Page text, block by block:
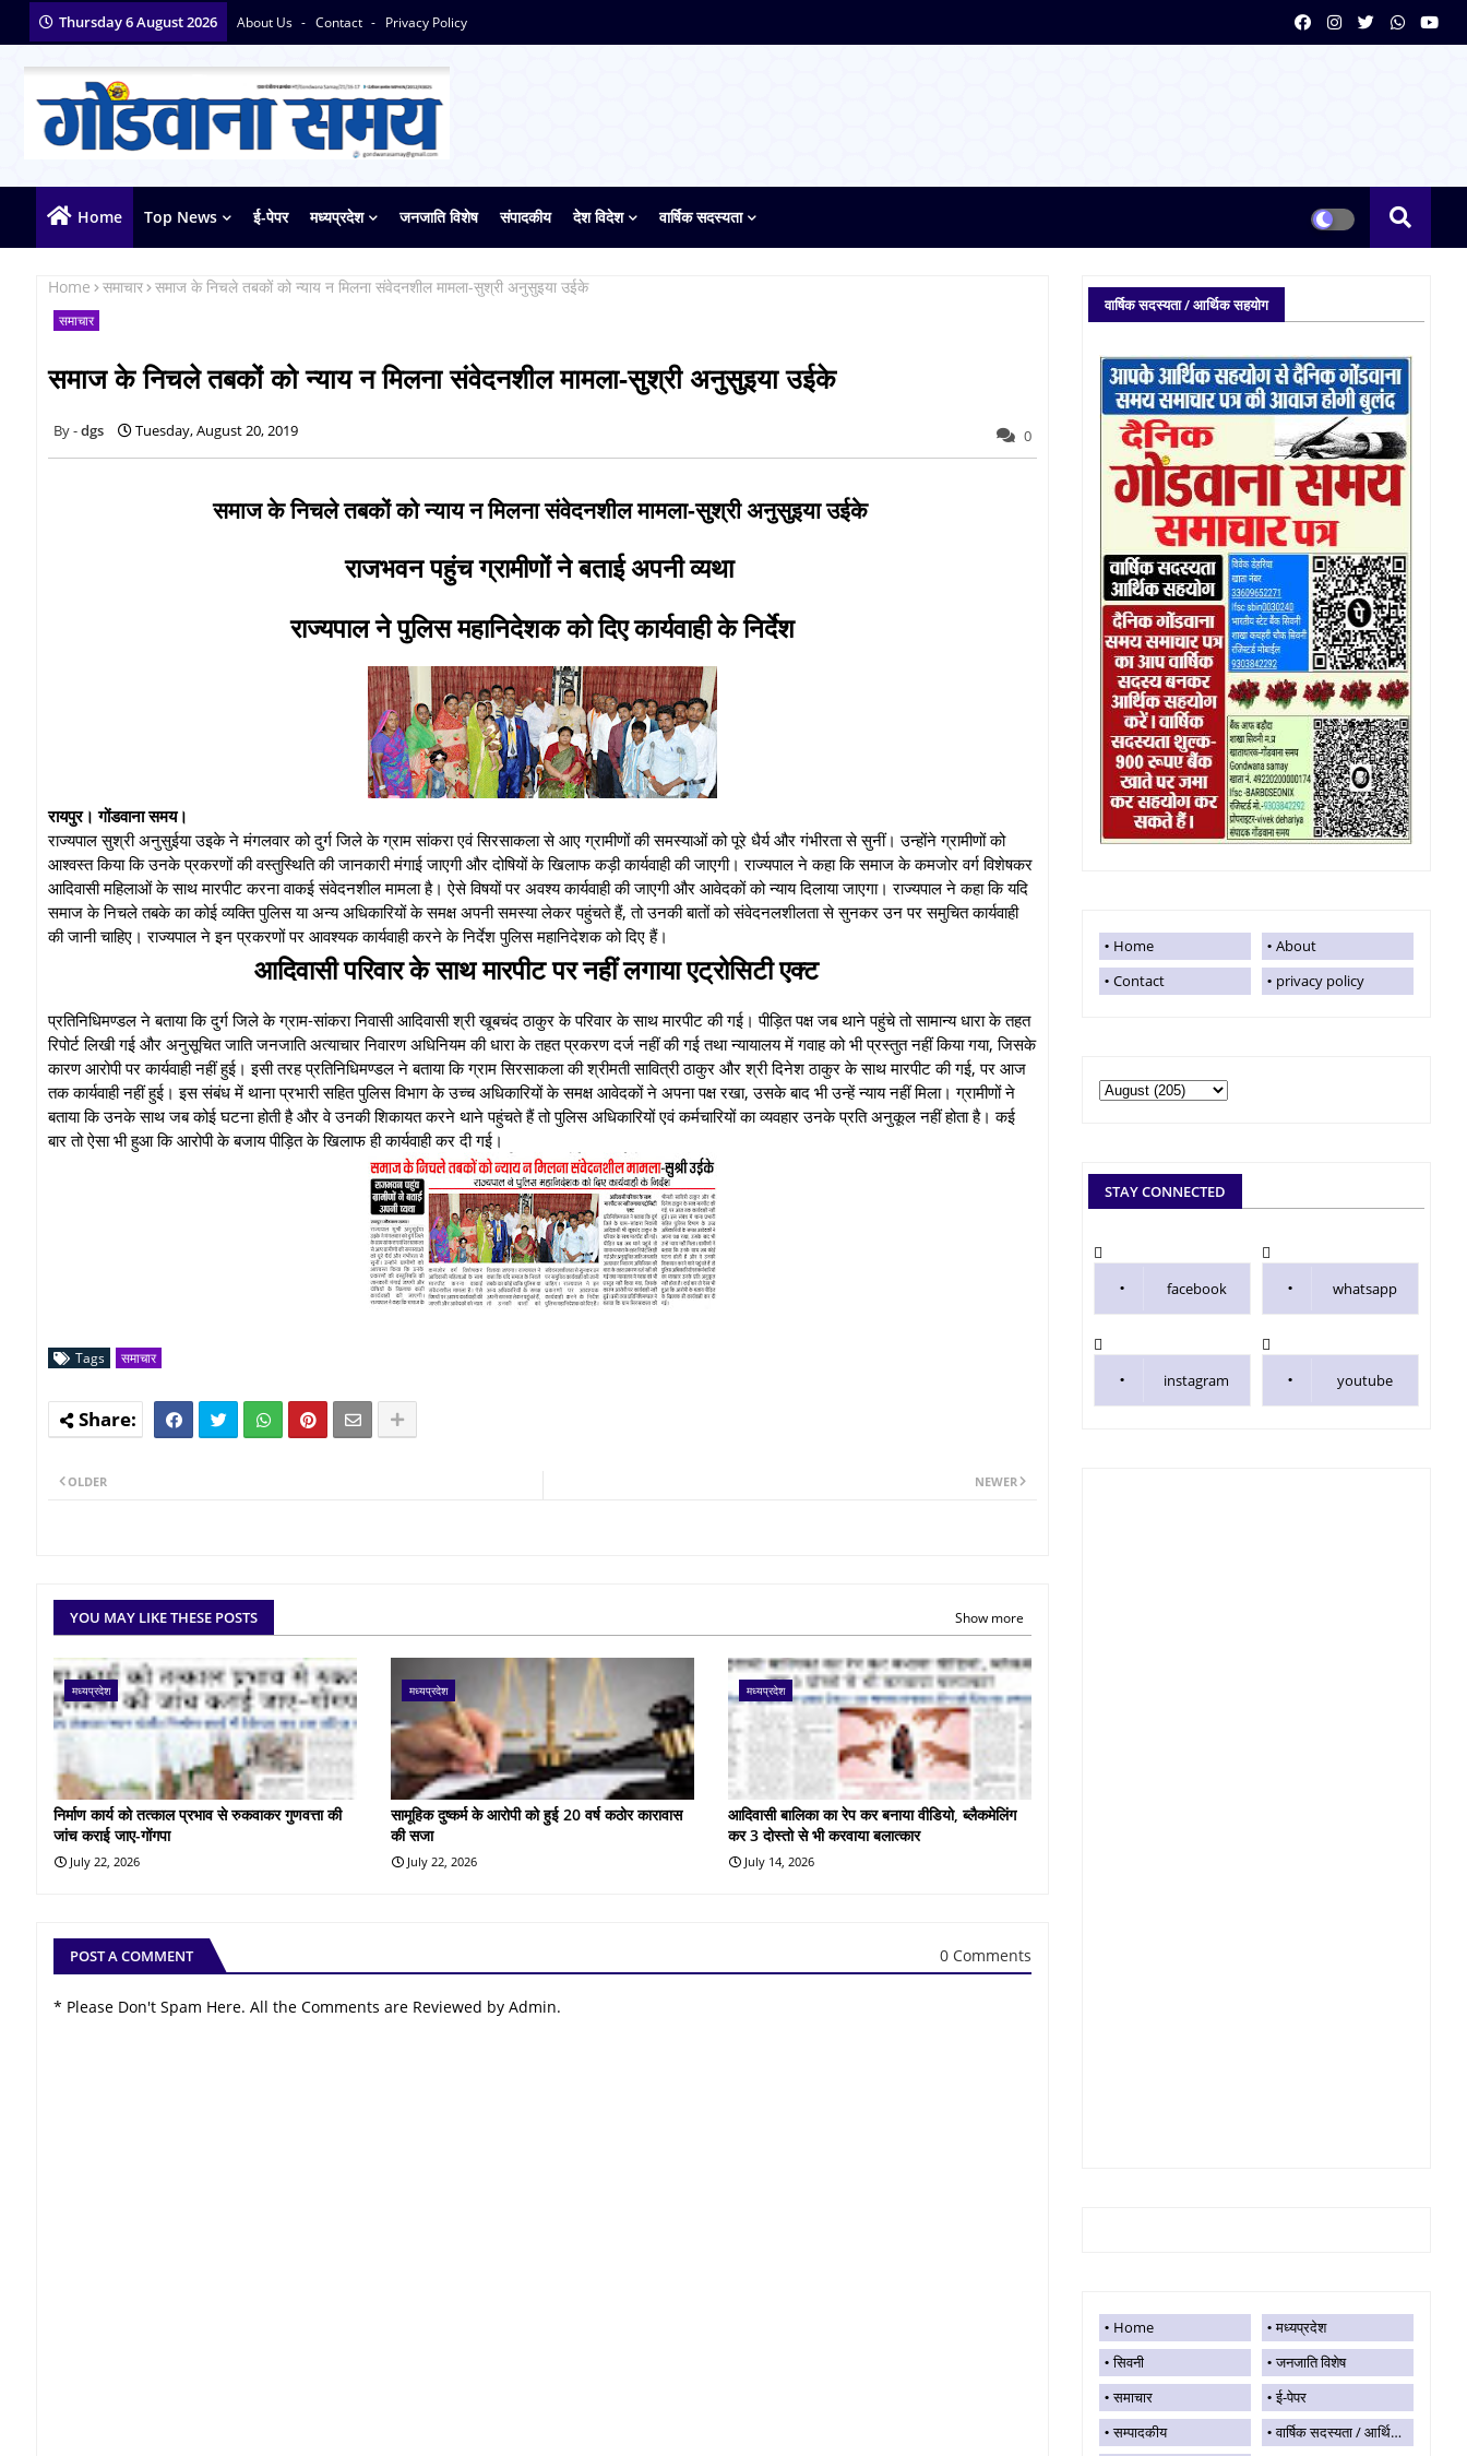
Thursday 6 August 2026 About Us Contact Privacy Policy
Home Top News ई-पेपर मध्यप्रदेश जनजाति विशेष संपादकीय देश विदेश वार्षिक सदस्यता
Home समाचार समाज के निचले तबकों को न्याय न मिलना संवेदनशील मामला-सुश्री अनुसुइया उईके
समाचार
समाज के निचले तबकों को न्याय न मिलना संवेदनशील मामला-सुश्री अनुसुइया उईके
dgs Tuesday, August 20, 2019 0
समाज के निचले तबकों को न्याय न मिलना संवेदनशील मामला-सुश्री अनुसुइया उईके
राजभवन पहुंच ग्रामीणों ने बताई अपनी व्यथा
राज्यपाल ने पुलिस महानिदेशक को दिए कार्यवाही के निर्देश
रायपुर। गोंडवाना समय।
राज्यपाल सुश्री अनुसुईया उइके ने मंगलवार को दुर्ग जिले के ग्राम सांकरा एवं सिरसाकला से आए ग्रामीणों की समस्याओं को पूरे धैर्य और गंभीरता से सुनीं। उन्होंने ग्रामीणों को
आश्वस्त किया कि उनके प्रकरणों की वस्तुस्थिति की जानकारी मंगाई जाएगी और दोषियों के खिलाफ कड़ी कार्यवाही की जाएगी। राज्यपाल ने कहा कि समाज के कमजोर वर्ग विशेषकर
आदिवासी महिलाओं के साथ मारपीट करना वाकई संवेदनशील मामला है। ऐसे विषयों पर अवश्य कार्यवाही की जाएगी और आवेदकों को न्याय दिलाया जाएगा। राज्यपाल ने कहा कि यदि
समाज के निचले तबके का कोई व्यक्ति पुलिस या अन्य अधिकारियों के समक्ष अपनी समस्या लेकर पहुंचते हैं, तो उनकी बातों को संवेदनलशीलता से सुनकर उन पर समुचित कार्यवाही
की जानी चाहिए। राज्यपाल ने इन प्रकरणों पर आवश्यक कार्यवाही करने के निर्देश पुलिस महानिदेशक को दिए हैं।
आदिवासी परिवार के साथ मारपीट पर नहीं लगाया एट्रोसिटी एक्ट
प्रतिनिधिमण्डल ने बताया कि दुर्ग जिले के ग्राम-सांकरा निवासी आदिवासी श्री खूबचंद ठाकुर के परिवार के साथ मारपीट की गई। पीड़ित पक्ष जब थाने पहुंचे तो सामान्य धारा के तहत
रिपोर्ट लिखी गई और अनुसूचित जाति जनजाति अत्याचार निवारण अधिनियम की धारा के तहत प्रकरण दर्ज नहीं की गई तथा न्यायालय में गवाह को भी प्रस्तुत नहीं किया गया, जिसके
कारण आरोपी पर कार्यवाही नहीं हुई। इसी तरह प्रतिनिधिमण्डल ने बताया कि ग्राम सिरसाकला की श्रीमती सावित्री ठाकुर और श्री दिनेश ठाकुर के साथ मारपीट की गई, पर आज
तक कार्यवाही नहीं हुई। इस संबंध में थाना प्रभारी सहित पुलिस विभाग के उच्च अधिकारियों के समक्ष आवेदकों ने अपना पक्ष रखा, उसके बाद भी उन्हें न्याय नहीं मिला। ग्रामीणों ने
बताया कि उनके साथ जब कोई घटना होती है और वे उनकी शिकायत करने थाने पहुंचते हैं तो पुलिस अधिकारियों एवं कर्मचारियों का व्यवहार उनके प्रति अनुकूल नहीं होता है। कई
बार तो ऐसा भी हुआ कि आरोपी के बजाय पीड़ित के खिलाफ ही कार्यवाही कर दी गई।
Tags समाचार
NEWER
OLDER
YOU MAY LIKE THESE POSTS Show more
मध्यप्रदेश
निर्माण कार्य को तत्काल प्रभाव से रुकवाकर गुणवत्ता की
जांच कराई जाए-गोंगपा
July 22, 2026
मध्यप्रदेश
सामूहिक दुष्कर्म के आरोपी को हुई 20 वर्ष कठोर कारावास
की सजा
July 22, 2026
मध्यप्रदेश
आदिवासी बालिका का रेप कर बनाया वीडियो, ब्लैकमेलिंग
कर 3 दोस्तो से भी करवाया बलात्कार
July 14, 2026
POST A COMMENT 0 Comments
* Please Don't Spam Here. All the Comments are Reviewed by Admin.
वार्षिक सदस्यता / आर्थिक सहयोग
Home
About
Contact
privacy policy
STAY CONNECTED
facebook whatsapp
instagram youtube
Home
मध्यप्रदेश
सिवनी
जनजाति विशेष
समाचार
ई-पेपर
सम्पादकीय
वार्षिक सदस्यता / आर्थिक सहयोग